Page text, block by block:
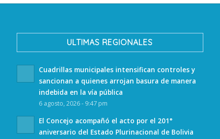
ULTIMAS REGIONALES
Cuadrillas municipales intensifican controles y
sancionan a quienes arrojan basura de manera
indebida en la vía pública
6 agosto, 2026 - 9:47 pm
El Concejo acompañó el acto por el 201°
aniversario del Estado Plurinacional de Bolivia